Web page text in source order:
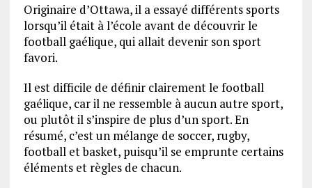
Originaire d’Ottawa, il a essayé différents sports
lorsqu’il était à l’école avant de découvrir le
football gaélique, qui allait devenir son sport
favori.
Il est difficile de définir clairement le football
gaélique, car il ne ressemble à aucun autre sport,
ou plutôt il s’inspire de plus d’un sport. En
résumé, c’est un mélange de soccer, rugby,
football et basket, puisqu’il se emprunte certains
éléments et règles de chacun.